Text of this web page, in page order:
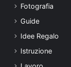
Fotografia
Guide
Idee Regalo
Istruzione